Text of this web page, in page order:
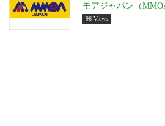
モアジャパン（
96 Views